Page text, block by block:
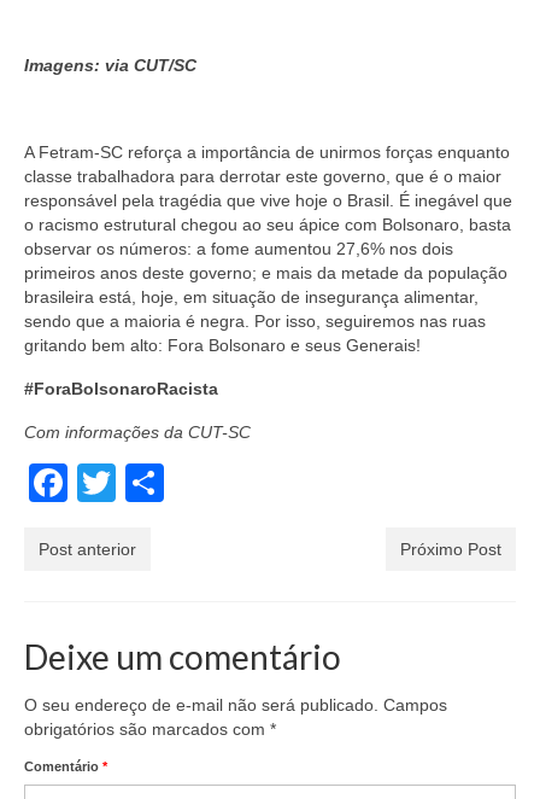
Imagens: via CUT/SC
A Fetram-SC reforça a importância de unirmos forças enquanto
classe trabalhadora para derrotar este governo, que é o maior
responsável pela tragédia que vive hoje o Brasil. É inegável que
o racismo estrutural chegou ao seu ápice com Bolsonaro, basta
observar os números: a fome aumentou 27,6% nos dois
primeiros anos deste governo; e mais da metade da população
brasileira está, hoje, em situação de insegurança alimentar,
sendo que a maioria é negra. Por isso, seguiremos nas ruas
gritando bem alto: Fora Bolsonaro e seus Generais!
#ForaBolsonaroRacista
Com informações da CUT-SC
Facebook
Twitter
Post anterior Próximo Post
Deixe um comentário
O seu endereço de e-mail não será publicado. Campos
obrigatórios são marcados com *
Comentário *